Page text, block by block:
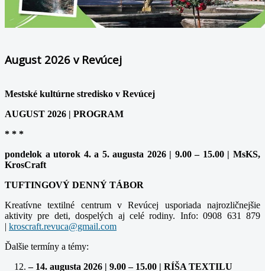
August 2026 v Revúcej
Mestské kultúrne stredisko v Revúcej
AUGUST 2026 | PROGRAM
* * *
pondelok a utorok 4. a 5. augusta 2026 | 9.00 – 15.00 | MsKS,
KrosCraft
TUFTINGOVÝ DENNÝ TÁBOR
Kreatívne textilné centrum v Revúcej usporiada najrozličnejšie
aktivity pre deti, dospelých aj celé rodiny. Info: 0908 631 879
|
Ďalšie termíny a témy:
– 14. augusta 2026 | 9.00 – 15.00 | RÍŠA TEXTILU